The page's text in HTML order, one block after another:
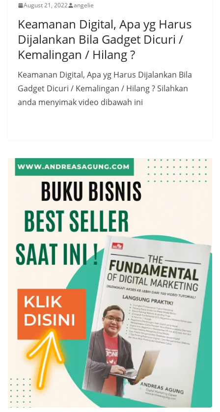
August 21, 2022 angelie
Keamanan Digital, Apa yg Harus
Dijalankan Bila Gadget Dicuri /
Kemalingan / Hilang ?
Keamanan Digital, Apa yg Harus Dijalankan Bila
Gadget Dicuri / Kemalingan / Hilang ? Silahkan
anda menyimak video dibawah ini